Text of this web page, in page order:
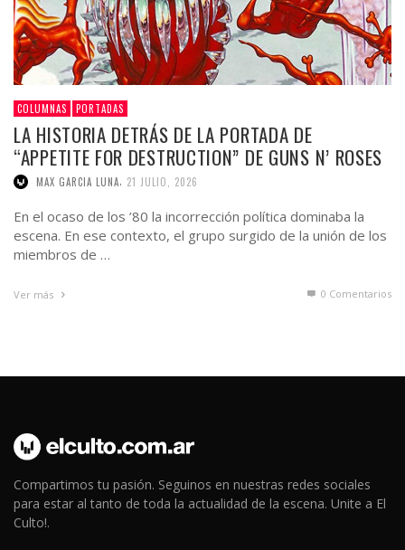
COLUMNAS PORTADAS
LA HISTORIA DETRÁS DE LA PORTADA DE
“APPETITE FOR DESTRUCTION” DE GUNS N’ ROSES
MAX GARCIA LUNA,
En el ocaso de los ’80 la incorrección política dominaba la
escena. En ese contexto, el grupo surgido de la unión de los
miembros de …
Ver más 0 Comentarios
para estar al tanto de toda la actualidad de la escena. Unite a El
Culto!.